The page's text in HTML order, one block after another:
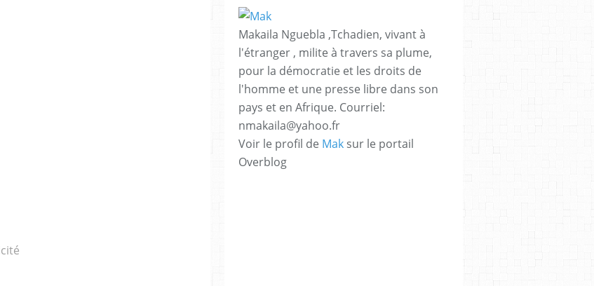
Makaila Nguebla ,Tchadien, vivant à
l'étranger , milite à travers sa plume,
pour la démocratie et les droits de
l'homme et une presse libre dans son
pays et en Afrique. Courriel:
nmakaila@yahoo.fr
Voir le profil de Mak sur le portail
Overblog